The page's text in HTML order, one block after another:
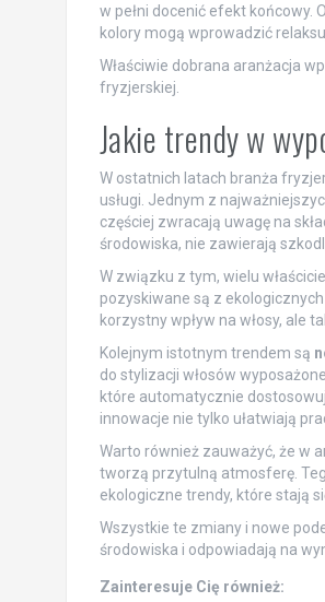
w pełni docenić efekt końcowy.
kolory mogą wprowadzić
Właściwie dobrana aranżacja
fryzjerskiej.
Jakie trendy w
W ostatnich latach branża
usługi. Jednym z
częściej zwracają uwagę na
środowiska, nie zawierają
W związku z tym, wielu
pozyskiwane są z
korzystny wpływ na włosy, ale
Kolejnym istotnym trendem są
do stylizacji włosów
które automatycznie
innowacje nie tylko ułatwiają
Warto również zauważyć, że w
tworzą przytulną atmosferę.
ekologiczne trendy, które stają
Wszystkie te zmiany i nowe
środowiska i odpowiadają na
Zainteresuje Cię również: